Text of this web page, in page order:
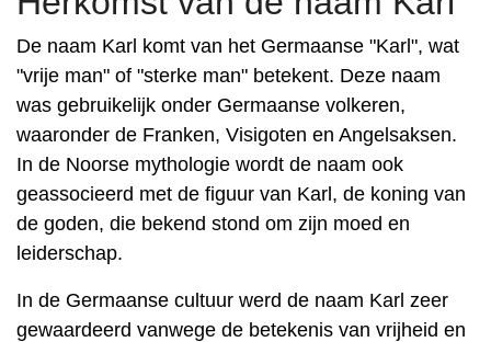
De naam Karl komt van het Germaanse "Karl", wat
"vrije man" of "sterke man" betekent. Deze naam
was gebruikelijk onder Germaanse volkeren,
waaronder de Franken, Visigoten en Angelsaksen.
In de Noorse mythologie wordt de naam ook
geassocieerd met de figuur van Karl, de koning van
de goden, die bekend stond om zijn moed en
leiderschap.
In de Germaanse cultuur werd de naam Karl zeer
gewaardeerd vanwege de betekenis van vrijheid en